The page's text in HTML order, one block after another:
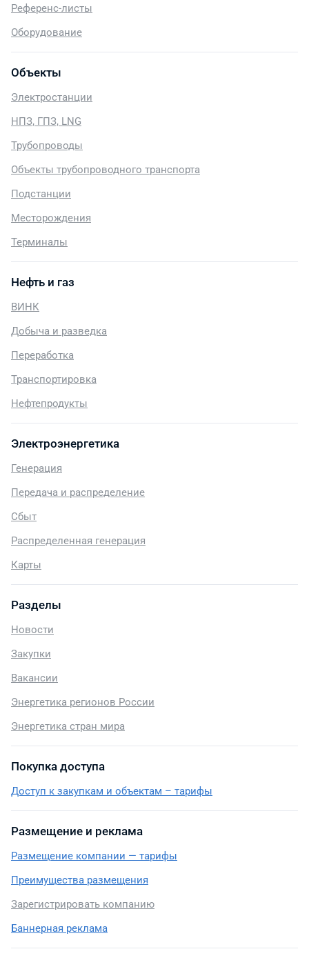
Референс-листы
Оборудование
Объекты
Электростанции
НПЗ, ГПЗ, LNG
Трубопроводы
Объекты трубопроводного транспорта
Подстанции
Месторождения
Терминалы
Нефть и газ
ВИНК
Добыча и разведка
Переработка
Транспортировка
Нефтепродукты
Электроэнергетика
Генерация
Передача и распределение
Сбыт
Распределенная генерация
Карты
Разделы
Новости
Закупки
Вакансии
Энергетика регионов России
Энергетика стран мира
Покупка доступа
Доступ к закупкам и объектам – тарифы
Размещение и реклама
Размещение компании — тарифы
Преимущества размещения
Зарегистрировать компанию
Баннерная реклама